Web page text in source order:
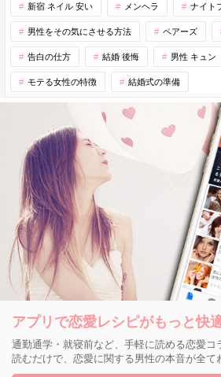
新宿 ネイル 安い メンヘラ ナイト
男性をその気にさせる方法 ペアーズ
告白の仕方 結婚 後悔 男性 キュン
モテる女性の特徴 結婚式の準備
アプリで恋愛レシピがもっと快
通勤通学・就寝前など、手軽に読める恋愛コ
読むだけで、恋愛に関する男性の本音が全て